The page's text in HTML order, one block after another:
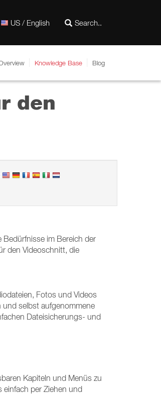
US / English
Knowledge Base Blog
den
im Bereich der
den Videoschnitt, die
Fotos und Videos
und selbst aufgenommene
Dateisicherungs- und
Kapiteln und Menüs zu
einfach per Ziehen und